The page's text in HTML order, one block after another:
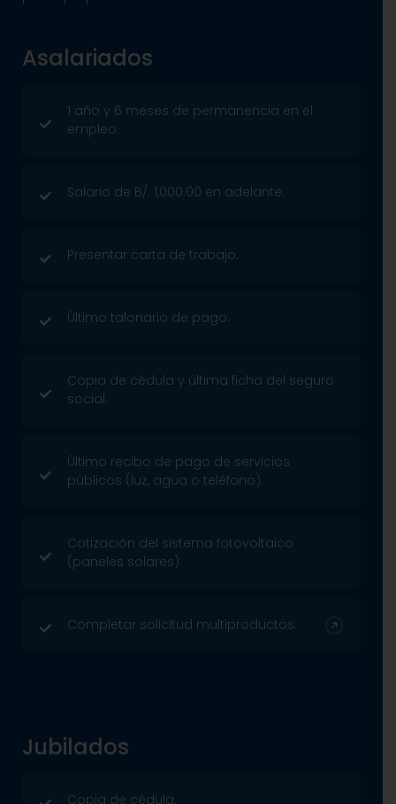
Asalariados
1 año y 6 meses de permanencia en el
empleo.
Salario de B/. 1,000.00 en adelante.
Presentar carta de trabajo.
Último talonario de pago.
Copia de cédula y última ficha del seguro
social.
Último recibo de pago de servicios
públicos (luz, agua o teléfono).
Cotización del sistema fotovoltaico
(paneles solares).
Completar solicitud multiproductos.
Jubilados
Copia de cédula.